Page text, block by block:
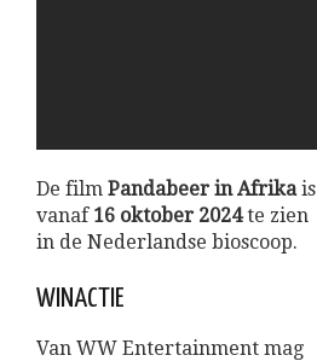
De film Pandabeer in Afrikais
vanaf 16 oktober 2024te zien
in de Nederlandse bioscoop.
WINACTIE
Van WW Entertainment mag